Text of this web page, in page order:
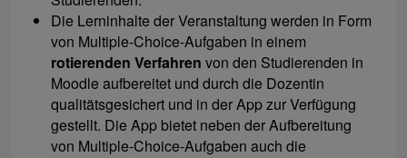
Die Lerninhalte der Veranstaltung werden in Form
von Multiple-Choice-Aufgaben in einem
rotierenden Verfahren von den Studierenden in
Moodle aufbereitet und durch die Dozentin
qualitätsgesichert und in der App zur Verfügung
gestellt. Die App bietet neben der Aufbereitung
von Multiple-Choice-Aufgaben auch die